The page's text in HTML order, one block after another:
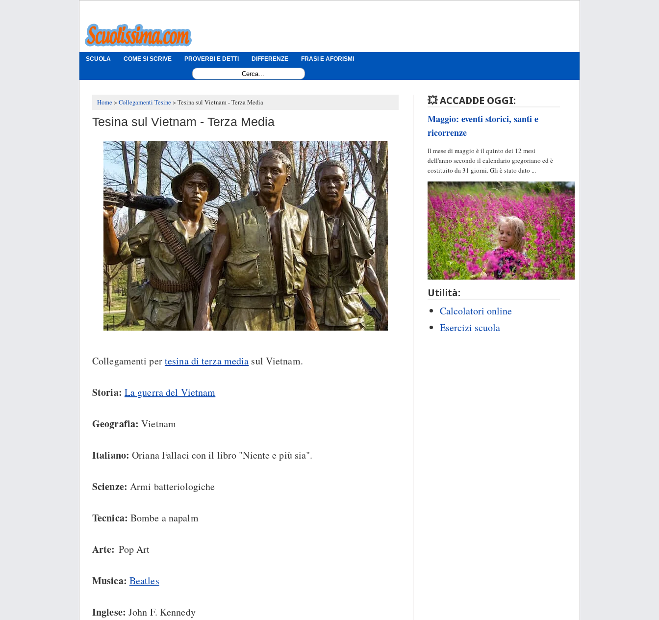
SCUOLA COME SI SCRIVE PROVERBI E DETTI DIFFERENZE FRASI E AFORISMI
Home Collegamenti Tesine Tesina sul Vietnam - Terza Media
Tesina sul Vietnam - Terza Media
Collegamenti pertesina di terza media sul Vietnam.
Storia: La guerra del Vietnam
Geografia: Vietnam
Italiano: Oriana Fallaci con il libro "Niente e più sia".
Scienze: Armi batteriologiche
Tecnica: Bombe a napalm
Arte: Pop Art
Musica: Beatles
Inglese:John F. Kennedy
💥 ACCADDE OGGI:
Maggio: eventi storici, santi e
ricorrenze
Il mese di maggio è il quinto dei 12 mesi
dell'anno secondo il calendario gregoriano ed è
costituito da 31 giorni. Gli è stato dato ...
Utilità:
Calcolatori online
Esercizi scuola